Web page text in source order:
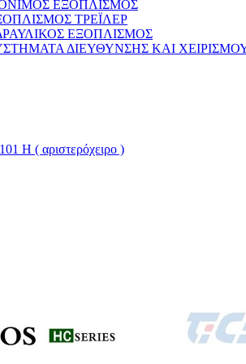
ΕΞΟΠΛΙΣΜΟΣ
ΤΡΕΪΛΕΡ
ΕΞΟΠΛΙΣΜΟΣ
ΔΙΕΥΘΥΝΣΗΣ ΚΑΙ
H ( αριστερόχειρο )